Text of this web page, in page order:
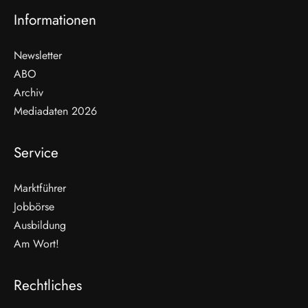
Informationen
Newsletter
ABO
Archiv
Mediadaten 2026
Service
Marktführer
Jobbörse
Ausbildung
Am Wort!
Rechtliches